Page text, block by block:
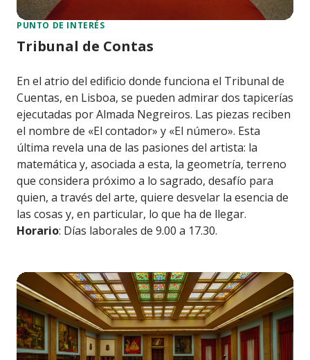
PUNTO DE INTERÉS
Tribunal de Contas
En el atrio del edificio donde funciona el Tribunal de
Cuentas, en Lisboa, se pueden admirar dos tapicerías
ejecutadas por Almada Negreiros. Las piezas reciben
el nombre de «El contador» y «El número». Esta
última revela una de las pasiones del artista: la
matemática y, asociada a esta, la geometría, terreno
que considera próximo a lo sagrado, desafío para
quien, a través del arte, quiere desvelar la esencia de
las cosas y, en particular, lo que ha de llegar.
Horario: Días laborales de 9.00 a 17.30.